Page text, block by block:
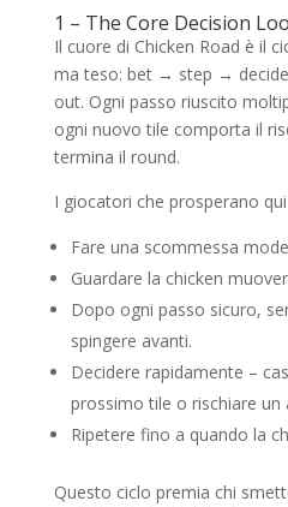
1 – The Core Decision
Il cuore di Chicken Road è il
ma teso: bet → step →
out. Ogni passo riuscito
ogni nuovo tile comporta il
termina il round.
I giocatori che prosperano
Fare una scommessa
Guardare la chicken
Dopo ogni passo sicuro,
spingere avanti.
Decidere rapidamente –
prossimo tile o rischiare un
Ripetere fino a quando la
Questo ciclo premia chi